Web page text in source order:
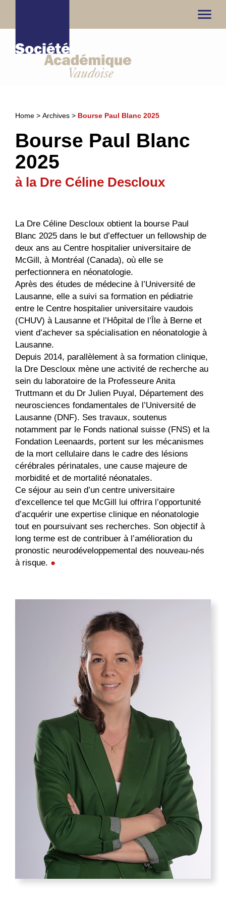
menu
Home > Archives > Bourse Paul Blanc 2025
Bourse Paul Blanc
2025
à la Dre Céline Descloux
La Dre Céline Descloux obtient la bourse Paul
Blanc 2025 dans le but d’effectuer un fellowship de
deux ans au Centre hospitalier universitaire de
McGill, à Montréal (Canada), où elle se
perfectionnera en néonatologie.
Après des études de médecine à l’Université de
Lausanne, elle a suivi sa formation en pédiatrie
entre le Centre hospitalier universitaire vaudois
(CHUV) à Lausanne et l’Hôpital de l’Île à Berne et
vient d’achever sa spécialisation en néonatologie à
Lausanne.
Depuis 2014, parallèlement à sa formation clinique,
la Dre Descloux mène une activité de recherche au
sein du laboratoire de la Professeure Anita
Truttmann et du Dr Julien Puyal, Département des
neurosciences fondamentales de l’Université de
Lausanne (DNF). Ses travaux, soutenus
notamment par le Fonds national suisse (FNS) et la
Fondation Leenaards, portent sur les mécanismes
de la mort cellulaire dans le cadre des lésions
cérébrales périnatales, une cause majeure de
morbidité et de mortalité néonatales.
Ce séjour au sein d’un centre universitaire
d’excellence tel que McGill lui offrira l’opportunité
d’acquérir une expertise clinique en néonatologie
tout en poursuivant ses recherches. Son objectif à
long terme est de contribuer à l’amélioration du
pronostic neurodéveloppemental des nouveau-nés
à risque. ●